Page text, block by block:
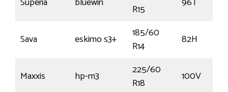
R15
Sava eskimo s3+
185/60
R14
82H
Maxxis hp-m3
225/60
R18
100V